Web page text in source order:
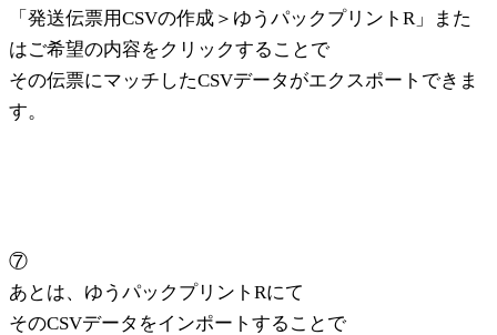
「発送伝票用CSVの作成＞ゆうパックプリントR」また
はご希望の内容をクリックすることで
その伝票にマッチしたCSVデータがエクスポートできま
す。
⑦
あとは、ゆうパックプリントRにて
そのCSVデータをインポートすることで